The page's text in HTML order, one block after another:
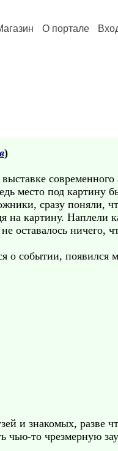
О портале
)
современного
место под картину
сразу поняли,
на картину. Наплели
оставалось ничего,
о событии, появился
и знакомых, разве
чью-то чрезмерную